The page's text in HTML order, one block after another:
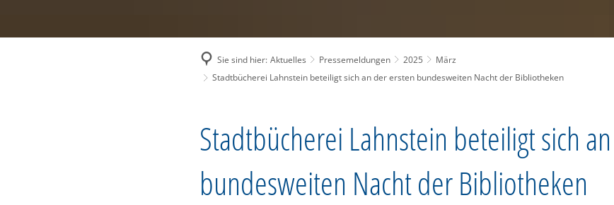
Sie sind hier: Aktuelles Pressemeldungen 2025
März
Stadtbücherei Lahnstein beteiligt sich an der ersten bundesweiten Nacht der Bibliotheken
Stadtbücherei Lahnstein beteiligt sich
bundesweiten Nacht der Bibliotheken